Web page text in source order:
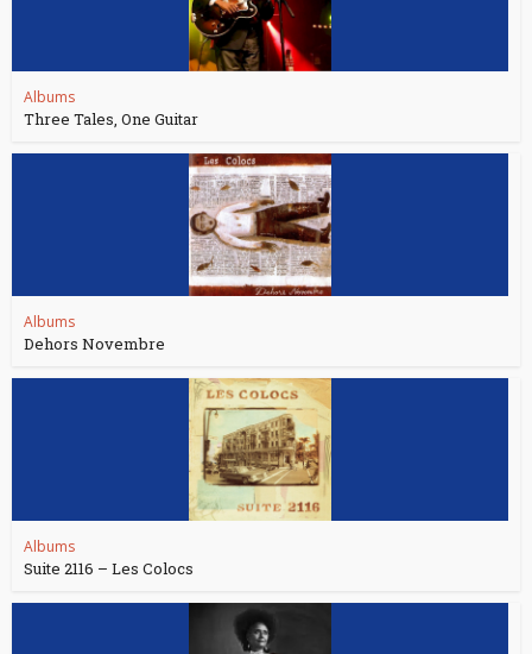
Albums
Three Tales, One Guitar
Albums
Dehors Novembre
Albums
Suite 2116 – Les Colocs